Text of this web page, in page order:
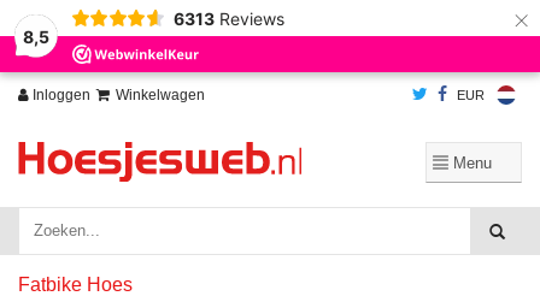
8,5
6313 Reviews ×
Inloggen Winkelwagen EUR
Fatbike Hoes
Wij slaan cookies op om onze website te verbeteren. Is dat akkoord?
Ja
Nee